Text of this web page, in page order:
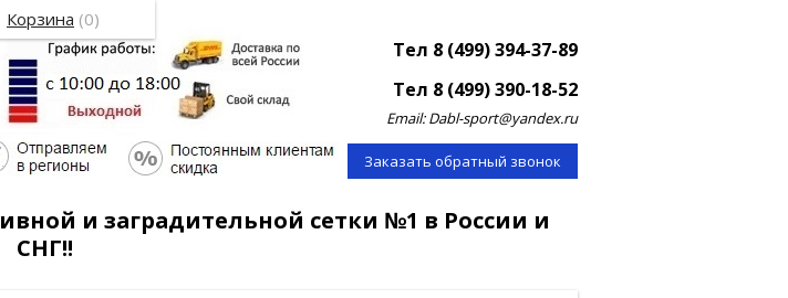
Тел 8 (499) 394-37-89
Тел 8 (499) 390-18-52
Email: Dabl-sport@yandex.ru
Заказать обратный звонок
и заградительной сетки №1 в России и
СНГ!!
Корзина (0)